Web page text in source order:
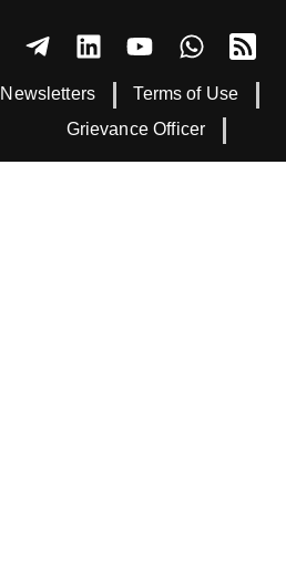
Newsletters
Terms of Use
Grievance Officer